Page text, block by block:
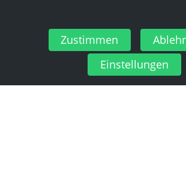
Zustimmen
Einstellungen